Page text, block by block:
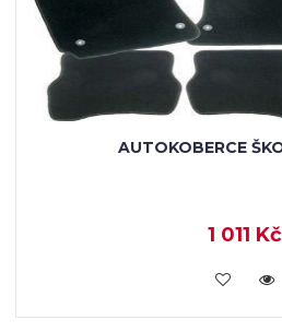
AUTOKOBERCE
1 011 Kč
KOUPIT